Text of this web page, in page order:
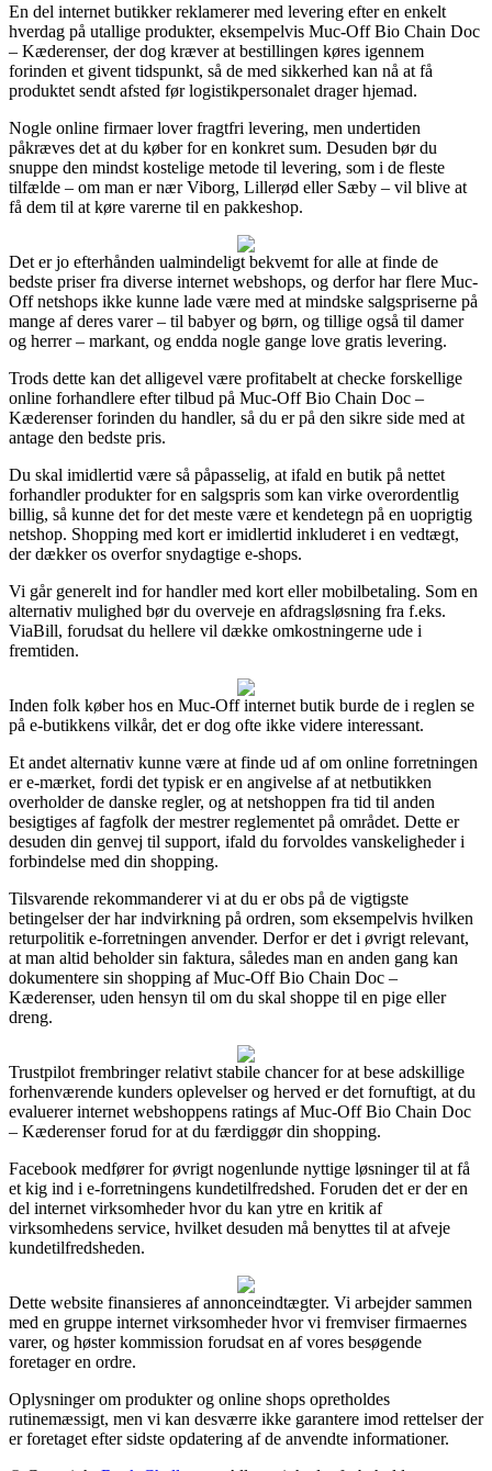
En del internet butikker reklamerer med levering efter en enkelt
hverdag på utallige produkter, eksempelvis Muc-Off Bio Chain Doc
– Kæderenser, der dog kræver at bestillingen køres igennem
forinden et givent tidspunkt, så de med sikkerhed kan nå at få
produktet sendt afsted før logistikpersonalet drager hjemad.
Nogle online firmaer lover fragtfri levering, men undertiden
påkræves det at du køber for en konkret sum. Desuden bør du
snuppe den mindst kostelige metode til levering, som i de fleste
tilfælde – om man er nær Viborg, Lillerød eller Sæby – vil blive at
få dem til at køre varerne til en pakkeshop.
Det er jo efterhånden ualmindeligt bekvemt for alle at finde de
bedste priser fra diverse internet webshops, og derfor har flere Muc-
Off netshops ikke kunne lade være med at mindske salgspriserne på
mange af deres varer – til babyer og børn, og tillige også til damer
og herrer – markant, og endda nogle gange love gratis levering.
Trods dette kan det alligevel være profitabelt at checke forskellige
online forhandlere efter tilbud på Muc-Off Bio Chain Doc –
Kæderenser forinden du handler, så du er på den sikre side med at
antage den bedste pris.
Du skal imidlertid være så påpasselig, at ifald en butik på nettet
forhandler produkter for en salgspris som kan virke overordentlig
billig, så kunne det for det meste være et kendetegn på en uoprigtig
netshop. Shopping med kort er imidlertid inkluderet i en vedtægt,
der dækker os overfor snydagtige e-shops.
Vi går generelt ind for handler med kort eller mobilbetaling. Som en
alternativ mulighed bør du overveje en afdragsløsning fra f.eks.
ViaBill, forudsat du hellere vil dække omkostningerne ude i
fremtiden.
Inden folk køber hos en Muc-Off internet butik burde de i reglen se
på e-butikkens vilkår, det er dog ofte ikke videre interessant.
Et andet alternativ kunne være at finde ud af om online forretningen
er e-mærket, fordi det typisk er en angivelse af at netbutikken
overholder de danske regler, og at netshoppen fra tid til anden
besigtiges af fagfolk der mestrer reglementet på området. Dette er
desuden din genvej til support, ifald du forvoldes vanskeligheder i
forbindelse med din shopping.
Tilsvarende rekommanderer vi at du er obs på de vigtigste
betingelser der har indvirkning på ordren, som eksempelvis hvilken
returpolitik e-forretningen anvender. Derfor er det i øvrigt relevant,
at man altid beholder sin faktura, således man en anden gang kan
dokumentere sin shopping af Muc-Off Bio Chain Doc –
Kæderenser, uden hensyn til om du skal shoppe til en pige eller
dreng.
Trustpilot frembringer relativt stabile chancer for at bese adskillige
forhenværende kunders oplevelser og herved er det fornuftigt, at du
evaluerer internet webshoppens ratings af Muc-Off Bio Chain Doc
– Kæderenser forud for at du færdiggør din shopping.
Facebook medfører for øvrigt nogenlunde nyttige løsninger til at få
et kig ind i e-forretningens kundetilfredshed. Foruden det er der en
del internet virksomheder hvor du kan ytre en kritik af
virksomhedens service, hvilket desuden må benyttes til at afveje
kundetilfredsheden.
Dette website finansieres af annonceindtægter. Vi arbejder sammen
med en gruppe internet virksomheder hvor vi fremviser firmaernes
varer, og høster kommission forudsat en af vores besøgende
foretager en ordre.
Oplysninger om produkter og online shops opretholdes
rutinemæssigt, men vi kan desværre ikke garantere imod rettelser der
er foretaget efter sidste opdatering af de anvendte informationer.